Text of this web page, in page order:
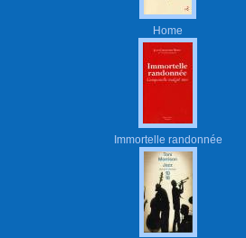
Home
Immortelle randonnée